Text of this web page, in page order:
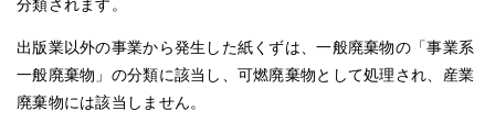
分類されます。
出版業以外の事業から発生した紙くずは、一般廃棄物の「事業系
一般廃棄物」の分類に該当し、可燃廃棄物として処理され、産業
廃棄物には該当しません。